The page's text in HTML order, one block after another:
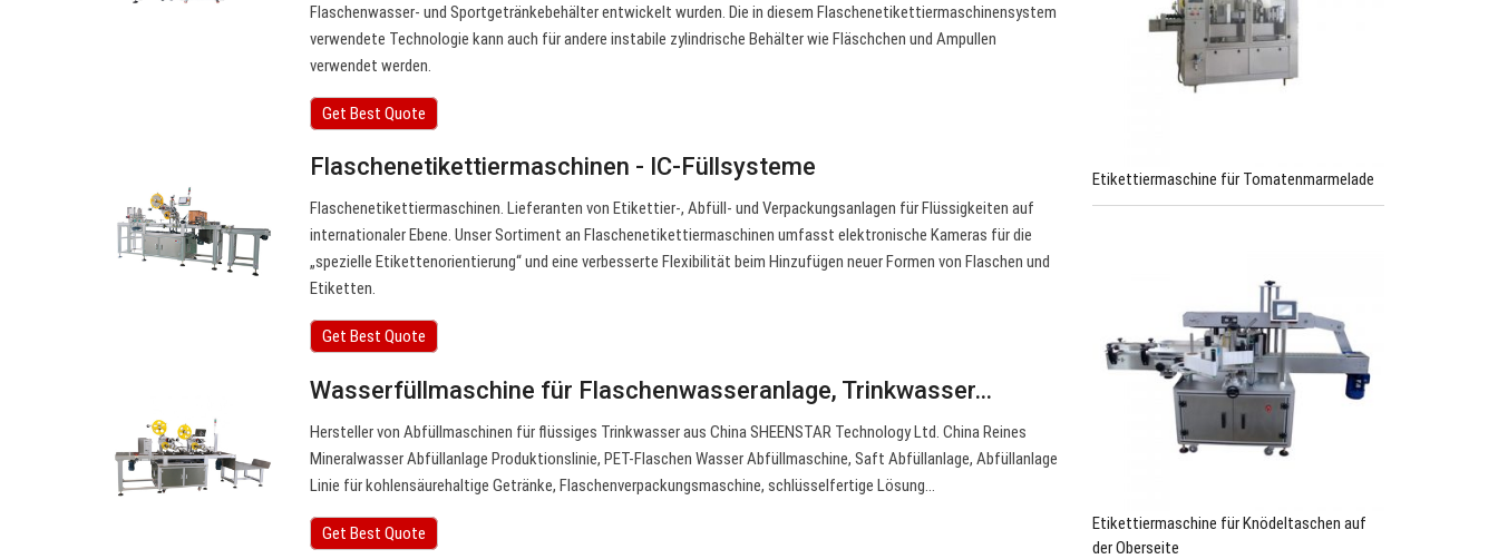
Flaschenwasser- und Sportgetränkebehälter entwickelt wurden. Die in diesem Flaschenetikettiermaschinensystem
verwendete Technologie kann auch für andere instabile zylindrische Behälter wie Fläschchen und Ampullen
verwendet werden.
Get Best Quote
Flaschenetikettiermaschinen - IC-Füllsysteme
Flaschenetikettiermaschinen. Lieferanten von Etikettier-, Abfüll- und Verpackungsanlagen für Flüssigkeiten auf
internationaler Ebene. Unser Sortiment an Flaschenetikettiermaschinen umfasst elektronische Kameras für die
„spezielle Etikettenorientierung“ und eine verbesserte Flexibilität beim Hinzufügen neuer Formen von Flaschen und
Etiketten.
Get Best Quote
Wasserfüllmaschine für Flaschenwasseranlage, Trinkwasser…
Hersteller von Abfüllmaschinen für flüssiges Trinkwasser aus China SHEENSTAR Technology Ltd. China Reines
Mineralwasser Abfüllanlage Produktionslinie, PET-Flaschen Wasser Abfüllmaschine, Saft Abfüllanlage, Abfüllanlage
Linie für kohlensäurehaltige Getränke, Flaschenverpackungsmaschine, schlüsselfertige Lösung…
Get Best Quote
Etikettiermaschine für Tomatenmarmelade
Etikettiermaschine für Knödeltaschen auf
der Oberseite